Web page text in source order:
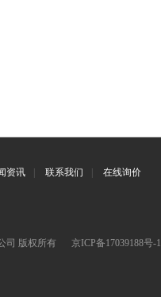
资讯 联系我们 在线询价
司 版权所有
京ICP备17039188号-1